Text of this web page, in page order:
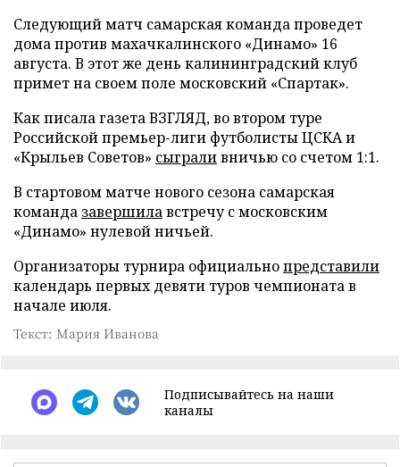
Следующий матч самарская команда проведет
дома против махачкалинского «Динамо» 16
августа. В этот же день калининградский клуб
примет на своем поле московский «Спартак».
Как писала газета ВЗГЛЯД, во втором туре
Российской премьер-лиги футболисты ЦСКА и
«Крыльев Советов» сыграливничью со счетом 1:1.
В стартовом матче нового сезона самарская
команда завершилавстречу с московским
«Динамо» нулевой ничьей.
Организаторы турнира официальнопредставили
календарь первых девяти туров чемпионата в
начале июля.
Текст: Мария Иванова
Подписывайтесь на наши
каналы